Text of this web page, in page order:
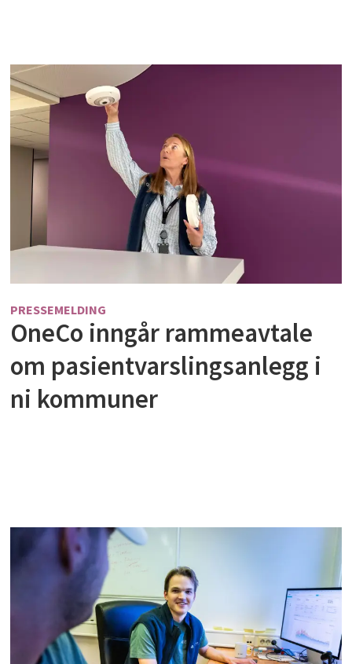
PRESSEMELDING
OneCo inngår rammeavtale
om pasientvarslingsanlegg i
ni kommuner